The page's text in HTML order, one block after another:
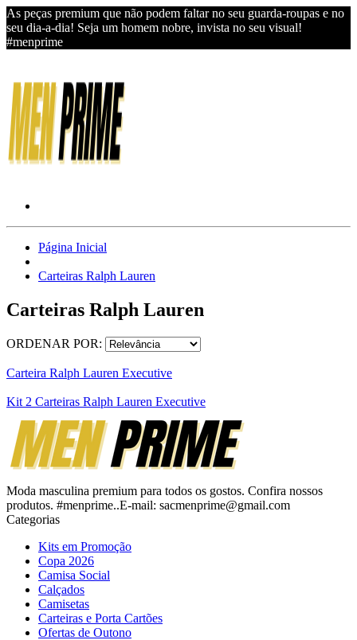
As peças premium que não podem faltar no seu guarda-roupas e no
seu dia-a-dia! Seja um homem nobre, invista no seu visual!
#menprime
Página Inicial
Carteiras Ralph Lauren
Carteiras Ralph Lauren
ORDENAR POR:
Carteira Ralph Lauren Executive
Kit 2 Carteiras Ralph Lauren Executive
Moda masculina premium para todos os gostos. Confira nossos
produtos. #menprime..E-mail: sacmenprime@gmail.com
Categorias
Kits em Promoção
Copa 2026
Camisa Social
Calçados
Camisetas
Carteiras e Porta Cartões
Ofertas de Outono